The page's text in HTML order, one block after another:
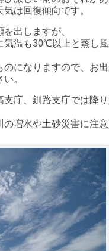
は回復傾向です。
出しますが、
気温も30℃以上と蒸し
のになりますので、お
。
支庁、釧路支庁では降
の増水や土砂災害に注